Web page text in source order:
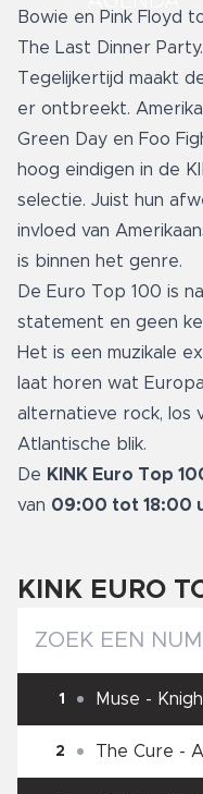
Bowie en Pink Floyd
The Last Dinner Party.
Tegelijkertijd maakt
er ontbreekt.
Green Day en Foo
hoog eindigen in de
selectie. Juist hun
invloed van
is binnen het genre.
De Euro Top 100 is
statement en geen
Het is een muzikale
laat horen wat
alternatieve rock, los
Atlantische blik.
De KINK Euro Top
van 09:00 tot 18:00
KINK EURO
1 Muse -
2 The Cure -